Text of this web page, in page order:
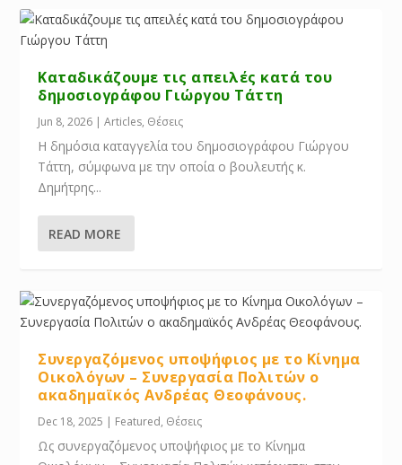
Καταδικάζουμε τις απειλές κατά του
δημοσιογράφου Γιώργου Τάττη
Jun 8, 2026 |Articles, Θέσεις
Η δημόσια καταγγελία του δημοσιογράφου Γιώργου
Τάττη, σύμφωνα με την οποία ο βουλευτής κ.
Δημήτρης...
READ MORE
Συνεργαζόμενος υποψήφιος με το Κίνημα
Οικολόγων – Συνεργασία Πολιτών ο
ακαδημαϊκός Ανδρέας Θεοφάνους.
Dec 18, 2025 | Featured, Θέσεις
Ως συνεργαζόμενος υποψήφιος με το Κίνημα